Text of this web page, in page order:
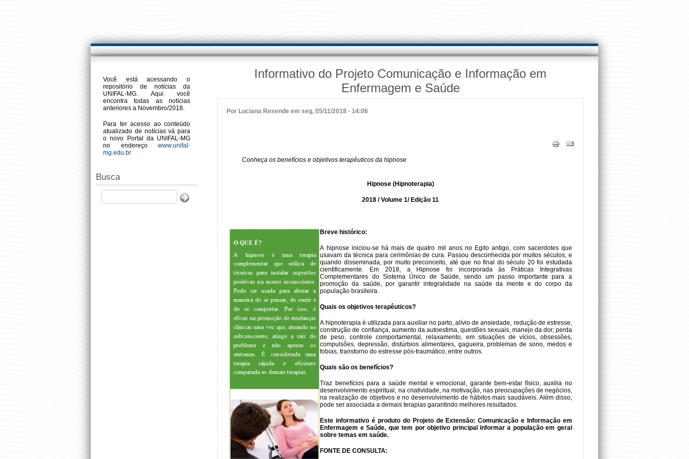
Você está acessando o
repositório de notícias da
UNIFAL-MG. Aqui você
encontra todas as notícias
anteriores a Novembro/2018.
Para ter acesso ao conteúdo
atualizado de notícias vá para
o novo Portal da UNIFAL-MG
no endereço www.unifal-
mg.edu.br
Busca
Buscar
Informativo do Projeto Comunicação e Informação em
Enfermagem e Saúde
Por Luciana Resende em seg, 05/11/2018 - 14:06
Conheça os benefícios e objetivos terapêuticos da hipnose
Hipnose (Hipnoterapia)
2018 / Volume 1/ Edição 11
Breve histórico:
A hipnose iniciou-se há mais de quatro mil anos no Egito antigo, com sacerdotes que
usavam da técnica para cerimônias de cura. Passou desconhecida por muitos séculos, e
quando disseminada, por muito preconceito, até que no final do século 20 foi estudada
cientificamente. Em 2018, a Hipnose foi incorporada às Práticas Integrativas
Complementares do Sistema Único de Saúde, sendo um passo importante para a
promoção da saúde, por garantir integralidade na saúde da mente e do corpo da
população brasileira.
Quais os objetivos terapêuticos?
A hipnoterapia é utilizada para auxiliar no parto, alívio de ansiedade, redução de estresse,
construção de confiança, aumento da autoestima, questões sexuais, manejo da dor; perda
de peso, controle comportamental, relaxamento, em situações de vícios, obsessões,
compulsões, depressão, distúrbios alimentares, gagueira, problemas de sono, medos e
fobias, transtorno do estresse pós-traumático, entre outros.
Quais são os benefícios?
Traz benefícios para a saúde mental e emocional, garante bem-estar físico, auxilia no
desenvolvimento espiritual, na criatividade, na motivação, nas preocupações de negócios,
na realização de objetivos e no desenvolvimento de hábitos mais saudáveis. Além disso,
pode ser associada a demais terapias garantindo melhores resultados.
Este informativo é produto do Projeto de Extensão: Comunicação e Informação em
Enfermagem e Saúde, que tem por objetivo principal informar a população em geral
sobre temas em saúde.
FONTE DE CONSULTA: